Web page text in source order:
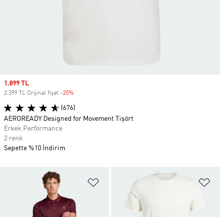
Favori Listesine Ekle
Sale price
1.899 TL
2.399 TL Orijinal fiyat -20%
(676)
AEROREADY Designed for Movement Tişört
Erkek Performance
2 renk
Sepette %10 İndirim